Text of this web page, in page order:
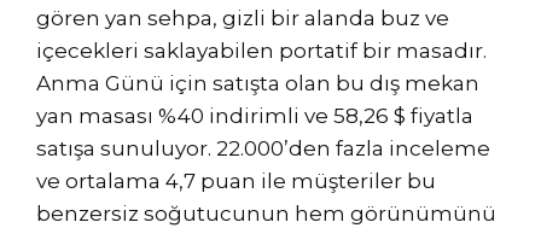
gören yan sehpa, gizli bir alanda buz ve
içecekleri saklayabilen portatif bir masadır.
Anma Günü için satışta olan bu dış mekan
yan masası %40 indirimli ve 58,26 $ fiyatla
satışa sunuluyor. 22.000’den fazla inceleme
ve ortalama 4,7 puan ile müşteriler bu
benzersiz soğutucunun hem görünümünü